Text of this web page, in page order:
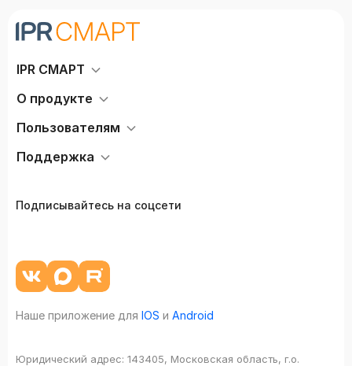
IPR СМАРТ
О продукте
Пользователям
Поддержка
Подписывайтесь на соцсети
Наше приложение для IOS и Android
Юридический адрес: 143405, Московская область, г.о.